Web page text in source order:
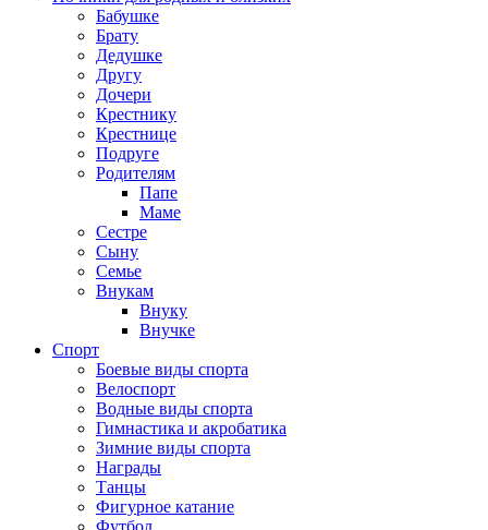
Бабушке
Брату
Дедушке
Другу
Дочери
Крестнику
Крестнице
Подруге
Родителям
Папе
Маме
Сестре
Сыну
Семье
Внукам
Внуку
Внучке
Спорт
Боевые виды спорта
Велоспорт
Водные виды спорта
Гимнастика и акробатика
Зимние виды спорта
Награды
Танцы
Фигурное катание
Футбол